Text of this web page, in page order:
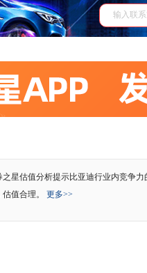
之星估值分析提示比亚迪行业内竞争
估值合理。 更多>>